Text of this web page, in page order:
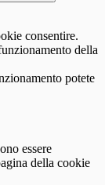
consentire.
della
potete
essere
della cookie